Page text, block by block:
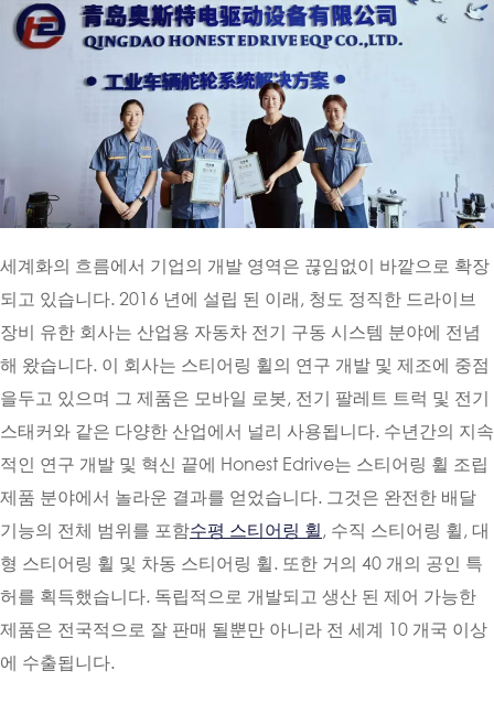
세계화의 흐름에서 기업의 개발 영역은 끊임없이 바깥으로 확장
되고 있습니다. 2016 년에 설립 된 이래, 청도 정직한 드라이브
장비 유한 회사는 산업용 자동차 전기 구동 시스템 분야에 전념
해 왔습니다. 이 회사는 스티어링 휠의 연구 개발 및 제조에 중점
을두고 있으며 그 제품은 모바일 로봇, 전기 팔레트 트럭 및 전기
스태커와 같은 다양한 산업에서 널리 사용됩니다. 수년간의 지속
적인 연구 개발 및 혁신 끝에 Honest Edrive는 스티어링 휠 조립
제품 분야에서 놀라운 결과를 얻었습니다. 그것은 완전한 배달
기능의 전체 범위를 포함수평 스티어링 휠, 수직 스티어링 휠, 대
형 스티어링 휠 및 차동 스티어링 휠. 또한 거의 40 개의 공인 특
허를 획득했습니다. 독립적으로 개발되고 생산 된 제어 가능한
제품은 전국적으로 잘 판매 될뿐만 아니라 전 세계 10 개국 이상
에 수출됩니다.